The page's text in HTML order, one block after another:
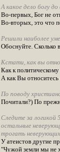
А какое дело богу
Во-первых, Бог не
Во-вторых, это что
Решили наиболее
Обоснуйте. Сколько
Кстати, как вы
Как к политическому
А как Вы относитесь
По поводу
Почитали?) По
Следите за логикой
остальные
трогать
У атеистов другие
"Чужой земли мы не